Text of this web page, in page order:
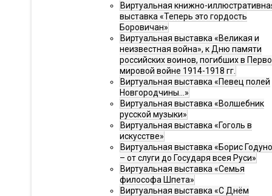
Виртуальная книжно-
выставка «Теперь это гордость
Боровичан»
Виртуальная выставка «Великая и
неизвестная война», к Дню памяти
российских воинов, погибших в
мировой войне 1914-1918 гг.
Виртуальная выставка «Певец полей
Новгородчины…»
Виртуальная выставка «Волшебник
русской музыки»
Виртуальная выставка «Гоголь в
искусстве»
Виртуальная выставка «Борис
– от слуги до Государя всея Руси»
Виртуальная выставка «Семья
философа Шпета»
Виртуальная выставка «С Днём